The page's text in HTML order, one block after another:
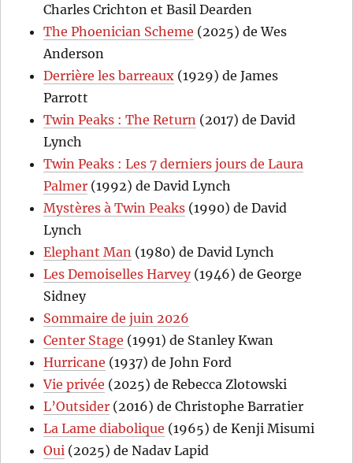
Charles Crichton et Basil Dearden
The Phoenician Scheme (2025) de Wes
Anderson
Derrière les barreaux (1929) de James
Parrott
Twin Peaks : The Return (2017) de David
Lynch
Twin Peaks : Les 7 derniers jours de Laura
Palmer (1992) de David Lynch
Mystères à Twin Peaks (1990) de David
Lynch
Elephant Man (1980) de David Lynch
Les Demoiselles Harvey(1946) de George
Sidney
Sommaire de juin 2026
Center Stage (1991) de Stanley Kwan
Hurricane (1937) de John Ford
Vie privée (2025) de Rebecca Zlotowski
L’Outsider (2016) de Christophe Barratier
La Lame diabolique (1965) de Kenji Misumi
Oui (2025) de Nadav Lapid